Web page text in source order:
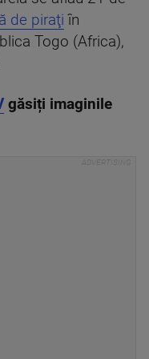
de piraţi în
Togo (Africa),
găsiți imaginile